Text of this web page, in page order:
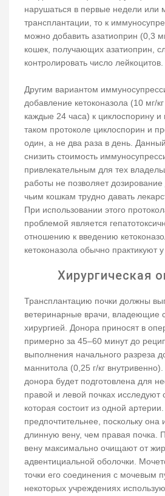
нарушаться в первые недели или
трансплантации, то к
можно добавить азатиоприн (0,3
кошек, получающих азатиоприн,
контролировать число лейкоцитов.
Другим вариантом
добавление кетоконазола (10 мг/
каждые 24 часа) к циклоспорину
таком протоколе циклоспорин и
один, а не два раза в день.
снизить стоимость
привлекательным для тех
работы не позволяет
чьим кошкам трудно давать
При использовании этого
проблемой является
отношению к введению
кетоконазола обычно практикуют
Хирургическая
Трансплантацию почки должны
ветеринарные врачи, владеющие
хирургией. Донора приносят в
примерно за 45–60 минут до
выполнения начального разреза
маннитола (0,25 г/кг
донора будет подготовлена для
правой и левой почках исследуют
которая состоит из одной
предпочтительнее, поскольку она
длинную вену, чем правая почка.
вену максимально очищают от
адвентициальной оболочки.
точки его соединения с мочевым
некоторых учреждениях